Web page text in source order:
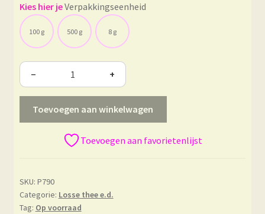
Verpakkingseenheid
100 g 500 g 8 g
− +
Toevoegen aan winkelwagen
Toevoegen aan favorietenlijst
SKU: P790
Categorie: Losse thee e.d.
Tag: Op voorraad